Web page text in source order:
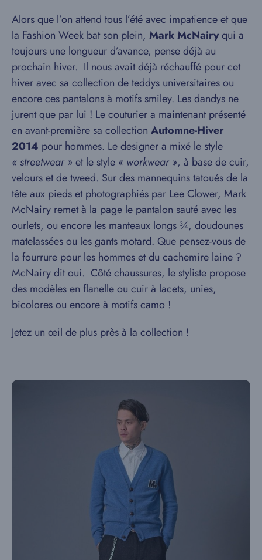
Alors que l’on attend tous l’été avec impatience et que
la Fashion Week bat son plein, Mark McNairyqui a
toujours une longueur d’avance, pense déjà au
prochain hiver. Il nous avait déjà réchauffé pour cet
hiver avec sa collection de teddys universitaires ou
encore ces pantalons à motifs smiley. Les dandys ne
jurent que par lui ! Le couturier a maintenant présenté
en avant-première sa collection Automne-Hiver
2014 pour hommes. Le designer a mixé le style
« streetwear »et le style « workwear », à base de cuir,
velours et de tweed. Sur des mannequins tatoués de la
tête aux pieds et photographiés par Lee Clower, Mark
McNairy remet à la page le pantalon sauté avec les
ourlets, ou encore les manteaux longs ¾, doudounes
matelassées ou les gants motard. Que pensez-vous de
la fourrure pour les hommes et du cachemire laine ?
McNairy dit oui. Côté chaussures, le styliste propose
des modèles en flanelle ou cuir à lacets, unies,
bicolores ou encore à motifs camo !
Jetez un œil de plus près à la collection !